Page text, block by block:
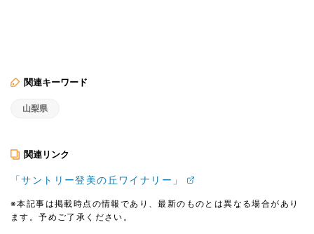
関連キーワード
山梨県
関連リンク
「サントリー登美の丘ワイナリー」
※本記事は掲載時点の情報であり、最新のものとは異なる場合があり
ます。予めご了承ください。